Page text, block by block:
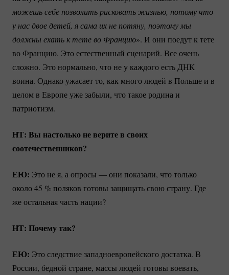
можешь себе позволить рисковать жизнью, потому что
у нас двое детей, я сама их не потяну, поэтому мы
должны ехать к тете во Францию». И они поедут к тете
во Францию. Это естественный сценарий. Все очень
сложно. Это нормально, что не у каждого есть ДНК
воина. Однако ужасает то, как много людей в Польше и в
целом в Европе уже забыли, что такое родина и
патриотизм.
НТ: Вы настолько не верите в своих
соотечественников?
ЕЮ: Это не я, а опросы — они показали, что только
около45 %поляков готовы защищать свою страну. Где
же остальная часть нации?
НТ: Почему так?
ЕЮ: Это следствие западноевропейского достатка. В
России, бедной стране, массы людей готовы воевать,